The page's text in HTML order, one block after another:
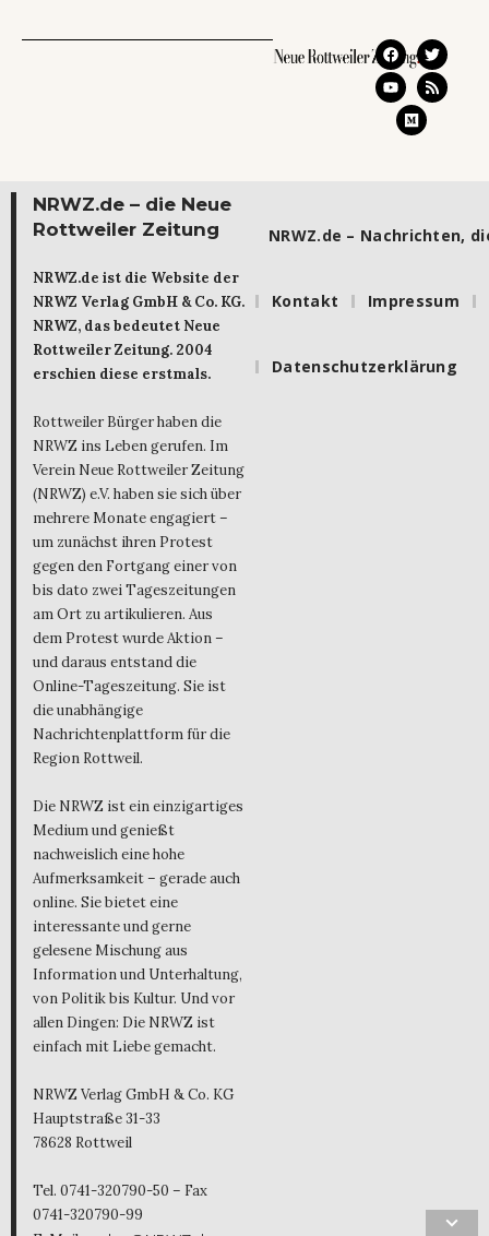
NRWZ.de – die Neue
Rottweiler Zeitung
NRWZ.de ist die Website der
NRWZ Verlag GmbH & Co. KG.
NRWZ, das bedeutet Neue
Rottweiler Zeitung. 2004
erschien diese erstmals.
Rottweiler Bürger haben die
NRWZ ins Leben gerufen. Im
Verein Neue Rottweiler Zeitung
(NRWZ) e.V. haben sie sich über
mehrere Monate engagiert –
um zunächst ihren Protest
gegen den Fortgang einer von
bis dato zwei Tageszeitungen
am Ort zu artikulieren. Aus
dem Protest wurde Aktion –
und daraus entstand die
Online-Tageszeitung. Sie ist
die unabhängige
Nachrichtenplattform für die
Region Rottweil.
Die NRWZ ist ein einzigartiges
Medium und genießt
nachweislich eine hohe
Aufmerksamkeit – gerade auch
online. Sie bietet eine
interessante und gerne
gelesene Mischung aus
Information und Unterhaltung,
von Politik bis Kultur. Und vor
allen Dingen: Die NRWZ ist
einfach mit Liebe gemacht.
NRWZ Verlag GmbH & Co. KG
Hauptstraße 31-33
78628 Rottweil
Tel. 0741-320790-50 – Fax
0741-320790-99
NRWZ.de – Nachrichten,
Kontakt Impressum
Datenschutzerklärung